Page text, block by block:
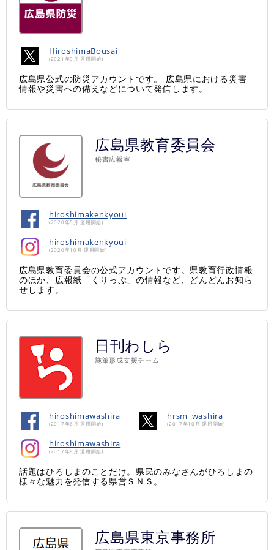
HiroshimaBousai
(2021年9月 運用開始)
広島県公式の防災アカウントです。 広島県における災害
情報や災害への備えなどについて発信します。
広島県教育委員会
秘書広報室
hiroshimakenkyoui
(2020年5月 運用開始)
hiroshimakenkyoui
(2020年10月 運用開始)
広島県教育委員会の公式アカウントです。県教育行政情報
のほか、広報紙「くりっぷ」の情報など、どんどんお知ら
せします。
日刊わしら
施策形成支援チーム
hiroshimawashira
(2017年6月 運用開始)
hrsm_washira
(2017年10月 運用開始)
hiroshimawashira
(2017年8月 運用開始)
話題はひろしまのことだけ。県民のみなさんがひろしまの
様々な魅力を発信する県営ＳＮＳ。
広島県東京事務所